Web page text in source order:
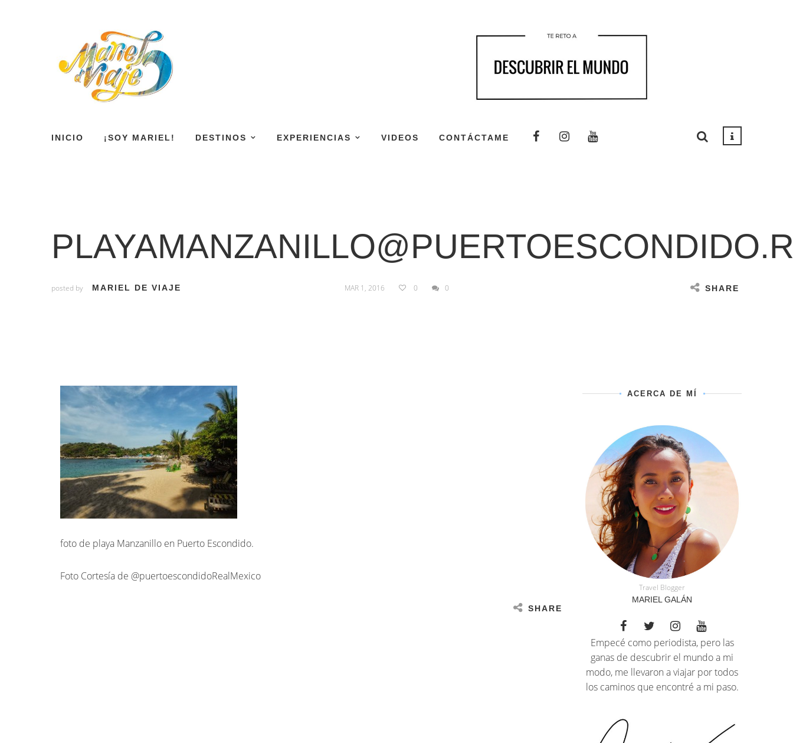
INICIO ¡SOY MARIEL! DESTINOS EXPERIENCIAS VIDEOS CONTÁCTAME
posted by MARIEL DE VIAJE MAR 1, 2016 0 0 SHARE
foto de playa Manzanillo en Puerto Escondido.
Foto Cortesía de @puertoescondidoRealMexico
SHARE
ACERCA DE MÍ
Travel Blogger
MARIEL GALÁN
Empecé como periodista, pero las
ganas de descubrir el mundo a mi
modo, me llevaron a viajar por todos
los caminos que encontré a mi paso.